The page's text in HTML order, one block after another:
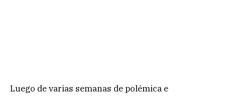
Luego de varias semanas de polémica e